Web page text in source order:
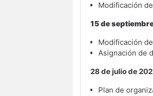
Modificación
15 de
Modificación
Asignación de
28 de julio de
Plan de